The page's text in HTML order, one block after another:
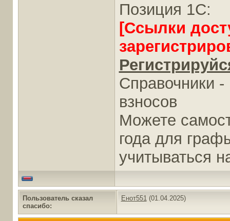
Позиция 1С:
[Ссылки
Справочники
взносов
Можете
года для
учитываться
Пользователь сказал
cпасибо:
Енот551(01.04.2025)